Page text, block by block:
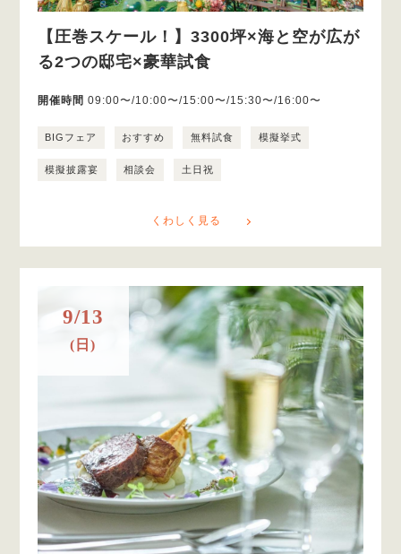
【圧巻スケール！】3300坪×海と空が広が
る2つの邸宅×豪華試食
開催時間 09:00〜/10:00〜/15:00〜/15:30〜/16:00〜
BIGフェア おすすめ 無料試食 模擬挙式
模擬披露宴 相談会 土日祝
くわしく見る
9/13
(日)